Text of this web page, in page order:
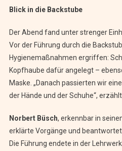
Blick in die Backstube
Der Abend fand unter strenger
Vor der Führung durch die
Hygienemaßnahmen ergriffen:
Kopfhaube dafür angelegt –
Maske. „Danach passierten wir
der Hände und der Schuhe“,
Norbert Büsch, erkennbar in
erklärte Vorgänge und
Die Führung endete in der